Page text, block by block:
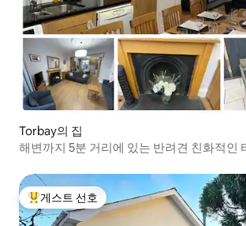
Torbay의 집
해변까지 5분 거리에 있는 반려견 친화적인
상위 게스트 선호
게스트 선호